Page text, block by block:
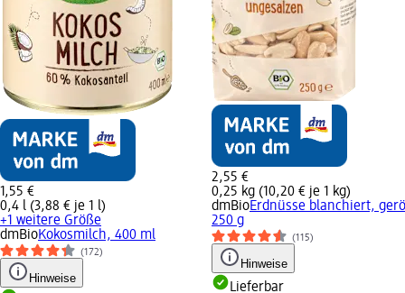
1,55 €
0,4 l (3,88 € je 1 l)
+1 weitere Größe
dmBioKokosmilch, 400 ml
(172)
Hinweise
2,55 €
0,25 kg (10,20 € je 1 kg)
dmBioErdnüsse blanchiert,
250 g
(115)
Hinweise
Lieferbar